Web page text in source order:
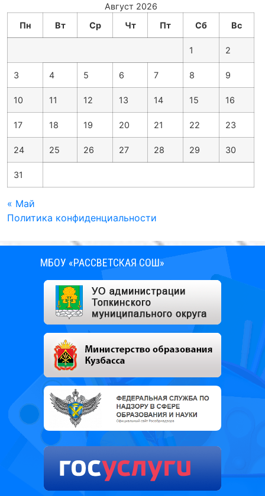
Август 2026
Пн
Вт Ср Чт Пт Сб Вс
1 2
3 4 5 6 7 8 9
10 11 12 13 14 15 16
17 18 19 20 21 22 23
24 25 26 27 28 29 30
31
« Май
Политика конфиденциальности
МБОУ «РАССВЕТСКАЯ СОШ»